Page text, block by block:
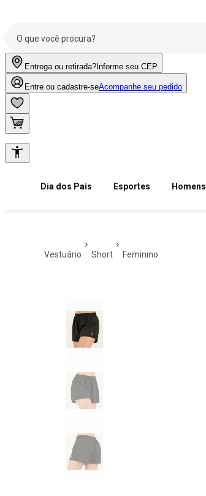
Entrega ou retirada? Informe seu CEP
Entre ou cadastre-seAcompanhe seu pedido
Dia dos Pais Esportes Homens
vestuário short feminino